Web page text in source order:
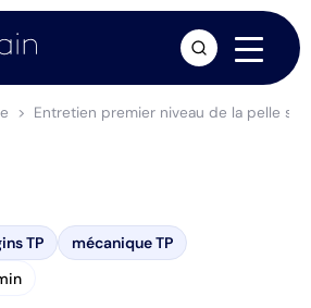
Entretien premier niveau de la pelle sur
TP mécanique TP
arrow_forward